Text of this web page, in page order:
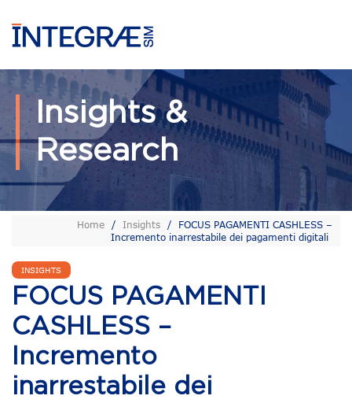
Insights &
Research
Home / Insights /
FOCUS PAGAMENTI CASHLESS –
Incremento inarrestabile dei pagamenti digitali
INSIGHTS
FOCUS PAGAMENTI
CASHLESS –
Incremento
inarrestabile dei